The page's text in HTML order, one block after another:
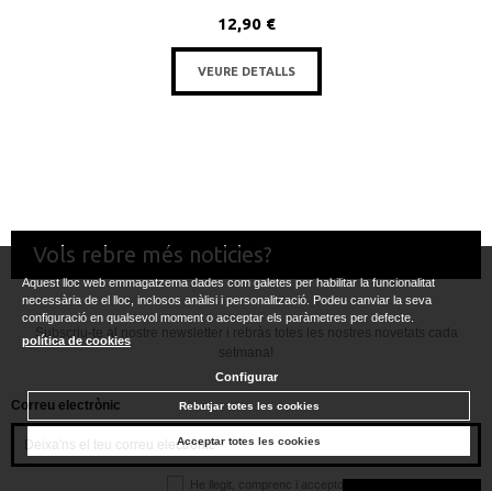
12,90 €
VEURE DETALLS
Vols rebre més noticies?
Subscriu-te al nostre newsletter i rebràs totes les nostres novetats cada
setmana!
Correu electrònic
He llegit, comprenc i accepto la
Aquest lloc web emmagatzema dades com galetes per habilitar la funcionalitat
necessària de el lloc, inclosos anàlisi i personalització. Podeu canviar la seva
configuració en qualsevol moment o acceptar els paràmetres per defecte.
política de cookies
Configurar
Rebutjar totes les cookies
Acceptar totes les cookies